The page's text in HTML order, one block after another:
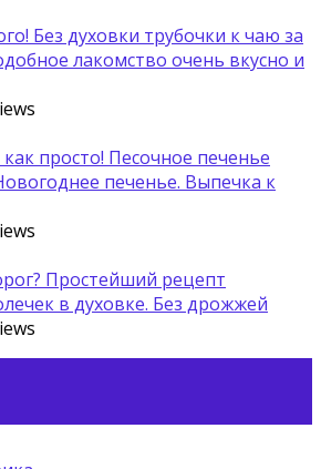
Без духовки трубочки к чаю за
лакомство очень вкусно и
просто! Песочное печенье
печенье. Выпечка к
Простейший рецепт
в духовке. Без дрожжей